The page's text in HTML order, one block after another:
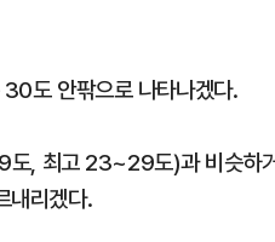
도 안팎으로 나타나겠다.
도, 최고 23~29도)과 비슷하
내리겠다.